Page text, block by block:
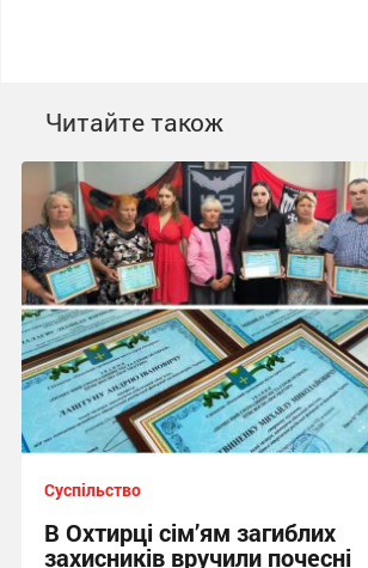
Читайте також
Суспільство
В Охтирці сім’ям загиблих
захисників вручили почесні